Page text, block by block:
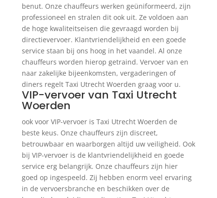
benut. Onze chauffeurs werken geüniformeerd, zijn
professioneel en stralen dit ook uit. Ze voldoen aan
de hoge kwaliteitseisen die gevraagd worden bij
directievervoer. Klantvriendelijkheid en een goede
service staan bij ons hoog in het vaandel. Al onze
chauffeurs worden hierop getraind. Vervoer van en
naar zakelijke bijeenkomsten, vergaderingen of
diners regelt Taxi Utrecht Woerden graag voor u.
VIP-vervoer van Taxi Utrecht
Woerden
ook voor VIP-vervoer is Taxi Utrecht Woerden de
beste keus. Onze chauffeurs zijn discreet,
betrouwbaar en waarborgen altijd uw veiligheid. Ook
bij VIP-vervoer is de klantvriendelijkheid en goede
service erg belangrijk. Onze chauffeurs zijn hier
goed op ingespeeld. Zij hebben enorm veel ervaring
in de vervoersbranche en beschikken over de